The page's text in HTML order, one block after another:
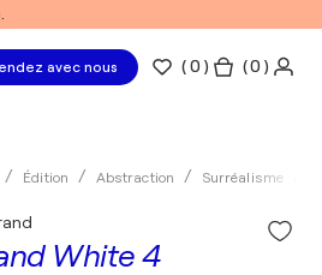
avec nous (0 ) ( 0 )
Édition Abstraction Surréalisme
White 4